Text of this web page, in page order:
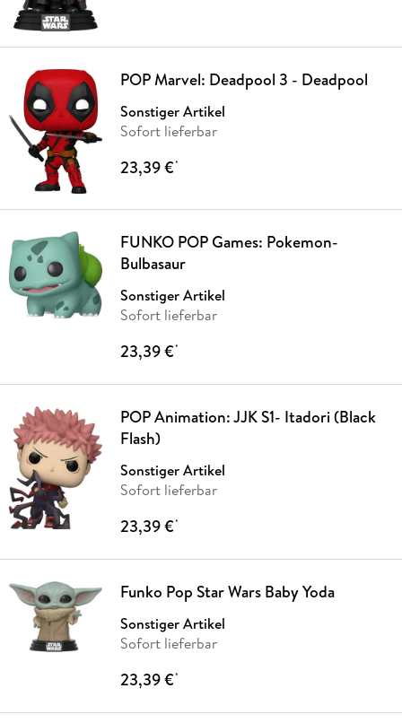
POP Marvel: Deadpool 3 - Deadpool
Sonstiger Artikel
Sofort lieferbar
23,39 €*
FUNKO POP Games: Pokemon-
Bulbasaur
Sonstiger Artikel
Sofort lieferbar
23,39 €*
POP Animation: JJK S1- Itadori (Black
Flash)
Sonstiger Artikel
Sofort lieferbar
23,39 €*
Funko Pop Star Wars Baby Yoda
Sonstiger Artikel
Sofort lieferbar
23,39 €*